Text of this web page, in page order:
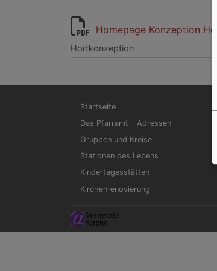
Homepage Konzeption
Hortkonzeption
Hauptnavigation
Startseite
Das Pfarramt - Adressen
Gruppen und Kreise
Stationen des Lebens
Kindertagesstätten
Kirchenrenovierung